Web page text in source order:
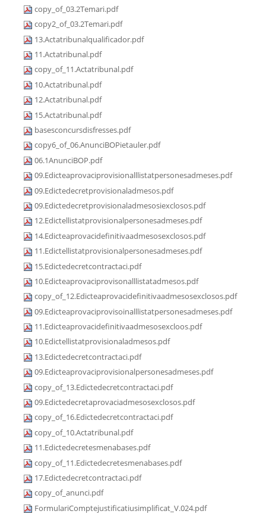
copy_of_03.2Temari.pdf
copy2_of_03.2Temari.pdf
13.Actatribunalqualificador.pdf
11.Actatribunal.pdf
copy_of_11.Actatribunal.pdf
10.Actatribunal.pdf
12.Actatribunal.pdf
15.Actatribunal.pdf
basesconcursdisfresses.pdf
copy6_of_06.AnunciBOPietauler.pdf
06.1AnunciBOP.pdf
09.Edicteaprovaciprovisionalllistatpersonesadmeses.pdf
09.Edictedecretprovisionaladmesos.pdf
09.Edictedecretprovisionaladmesosiexclosos.pdf
12.Edictellistatprovisionalpersonesadmeses.pdf
14.Edicteaprovacidefinitivaadmesosexclosos.pdf
11.Edictellistatprovisionalpersonesadmeses.pdf
15.Edictedecretcontractaci.pdf
10.Edicteaprovaciprovisonalllistatadmesos.pdf
copy_of_12.Edicteaprovacidefinitivaadmesosexclosos.pdf
09.Edicteaprovaciprovisoinalllistatpersonesadmeses.pdf
11.Edicteaprovacidefinitivaadmesosexcloos.pdf
10.Edictellistatprovisionaladmesos.pdf
13.Edictedecretcontractaci.pdf
09.Edicteaprovaciprovisionalpersonesadmeses.pdf
copy_of_13.Edictedecretcontractaci.pdf
09.Edictedecretaprovaciadmesosexclosos.pdf
copy_of_16.Edictedecretcontractaci.pdf
copy_of_10.Actatribunal.pdf
11.Edictedecretesmenabases.pdf
copy_of_11.Edictedecretesmenabases.pdf
17.Edictedecretcontractaci.pdf
copy_of_anunci.pdf
FormulariComptejustificatiusimplificat_V.024.pdf